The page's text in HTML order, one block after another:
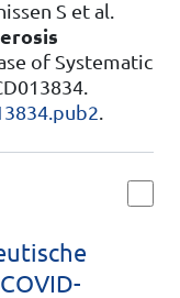
S et al.
of Systematic
.